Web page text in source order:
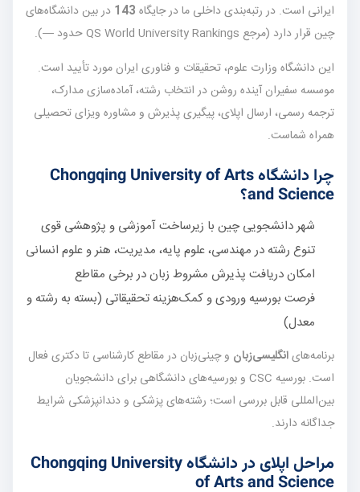
ایرانی است. در رتبه‌بندی داخلی ما در جایگاه 143 در بین دانشگاه‌های
چین قرار دارد (مرجع QS World University Rankings حدود —).
این دانشگاه وزارت علوم، تحقیقات و فناوری ایران مورد تأیید است.
موسسه سفیران آینده روشن در انتخاب رشته، آماده‌سازی مدارک،
ترجمه رسمی، ارسال اپلای، پیگیری پذیرش و مشاوره ویزای تحصیلی
همراه شماست.
چرا دانشگاه Chongqing University of Arts
and Science؟
شهر دانشجویی چین با زیرساخت آموزشی و پژوهشی قوی
تنوع رشته در مهندسی، علوم پایه، مدیریت، هنر و علوم انسانی
امکان دریافت پذیرش مشروط زبان در برخی مقاطع
فرصت بورسیه ورودی و کمک‌هزینه تحقیقاتی (بسته به رشته و
معدل)
برنامه‌هایانگلیسی‌زبان و چینی‌زبان در مقاطع کارشناسی تا دکتری فعال
است. بورسیه CSC و بورسیه‌های دانشگاهی برای دانشجویان
بین‌المللی قابل بررسی است؛ رشته‌های پزشکی و دندانپزشکی شرایط
جداگانه دارند.
مراحل اپلای در دانشگاه Chongqing University
of Arts and Science